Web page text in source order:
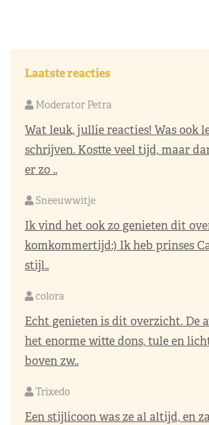
Laatste reacties
Moderator Petra
Wat leuk, jullie reacties! Was ook
schrijven. Kostte veel tijd, maar
er zo ..
Sneeuwwitje
Ik vind het ook zo genieten dit
komkommertijd:) Ik heb prinses
stijl..
colora
Echt genieten is dit overzicht. De
het enorme witte dons, tule en
boven zw..
Trixedo
Een stijlicoon was ze al altijd, en